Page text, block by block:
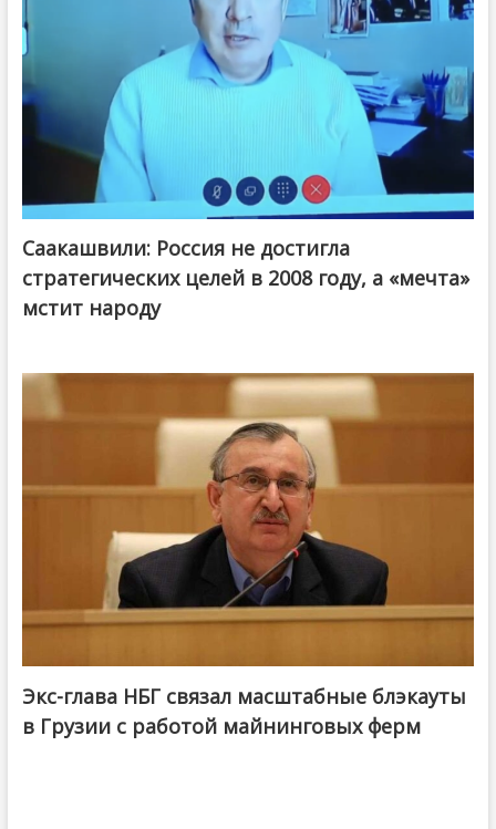
Саакашвили: Россия не достигла
стратегических целей в 2008 году, а «мечта»
мстит народу
Экс-глава НБГ связал масштабные блэкауты
в Грузии с работой майнинговых ферм